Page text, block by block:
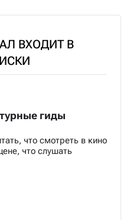
ВХОДИТ В
гиды
что смотреть в кино
что слушать